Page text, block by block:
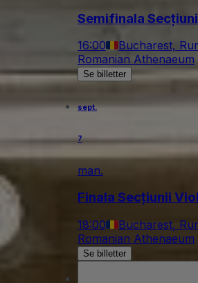
Semifinala
16:00 Bucharest,
Romanian Athenaeum
Se billetter
sept.
7
man.
Finala Secțiunii
18:00 Bucharest,
Romanian Athenaeum
Se billetter